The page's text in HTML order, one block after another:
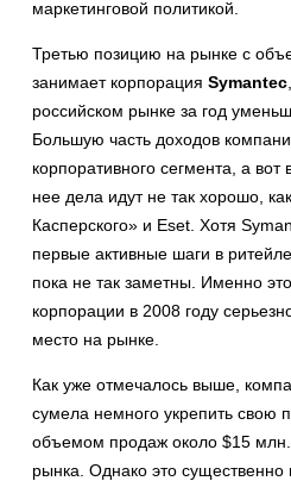
маркетинговой политикой.
Третью позицию на рынке с
занимает корпорация Symantec
российском рынке за год
Большую часть доходов
корпоративного сегмента, а
нее дела идут не так хорошо,
Касперского» и Eset. Хотя
первые активные шаги в
пока не так заметны. Именно
корпорации в 2008 году
место на рынке.
Как уже отмечалось выше,
сумела немного укрепить свою
объемом продаж около $15
рынка. Однако это